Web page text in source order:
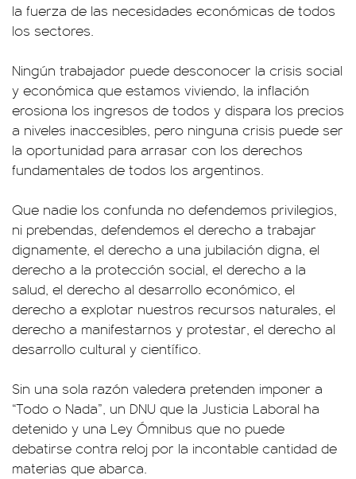
la fuerza de las necesidades económicas de todos
los sectores.
Ningún trabajador puede desconocer la crisis social
y económica que estamos viviendo, la inflación
erosiona los ingresos de todos y dispara los precios
a niveles inaccesibles, pero ninguna crisis puede ser
la oportunidad para arrasar con los derechos
fundamentales de todos los argentinos.
Que nadie los confunda no defendemos privilegios,
ni prebendas, defendemos el derecho a trabajar
dignamente, el derecho a una jubilación digna, el
derecho a la protección social, el derecho a la
salud, el derecho al desarrollo económico, el
derecho a explotar nuestros recursos naturales, el
derecho a manifestarnos y protestar, el derecho al
desarrollo cultural y científico.
Sin una sola razón valedera pretenden imponer a
“Todo o Nada”, un DNU que la Justicia Laboral ha
detenido y una Ley Ómnibus que no puede
debatirse contra reloj por la incontable cantidad de
materias que abarca.